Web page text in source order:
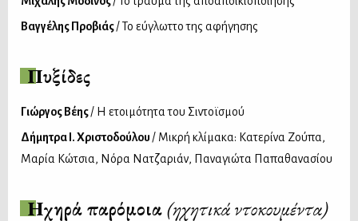
Βαγγέλης Προβιάς/ Το εύγλωττο της αφήγησης
Πυξίδες
Γιώργος Βέης/ Η ετοιμότητα του Σιντοϊσμού
Δήμητρα Ι. Χριστοδούλου / Μικρή κλίμακα: Κατερίνα Ζούπα,
Μαρία Κώτσια, Νόρα Νατζαριάν, Παναγιώτα Παπαθανασίου
Ηχηρά παρόμοια(ηχητικά ντοκουμέντα)